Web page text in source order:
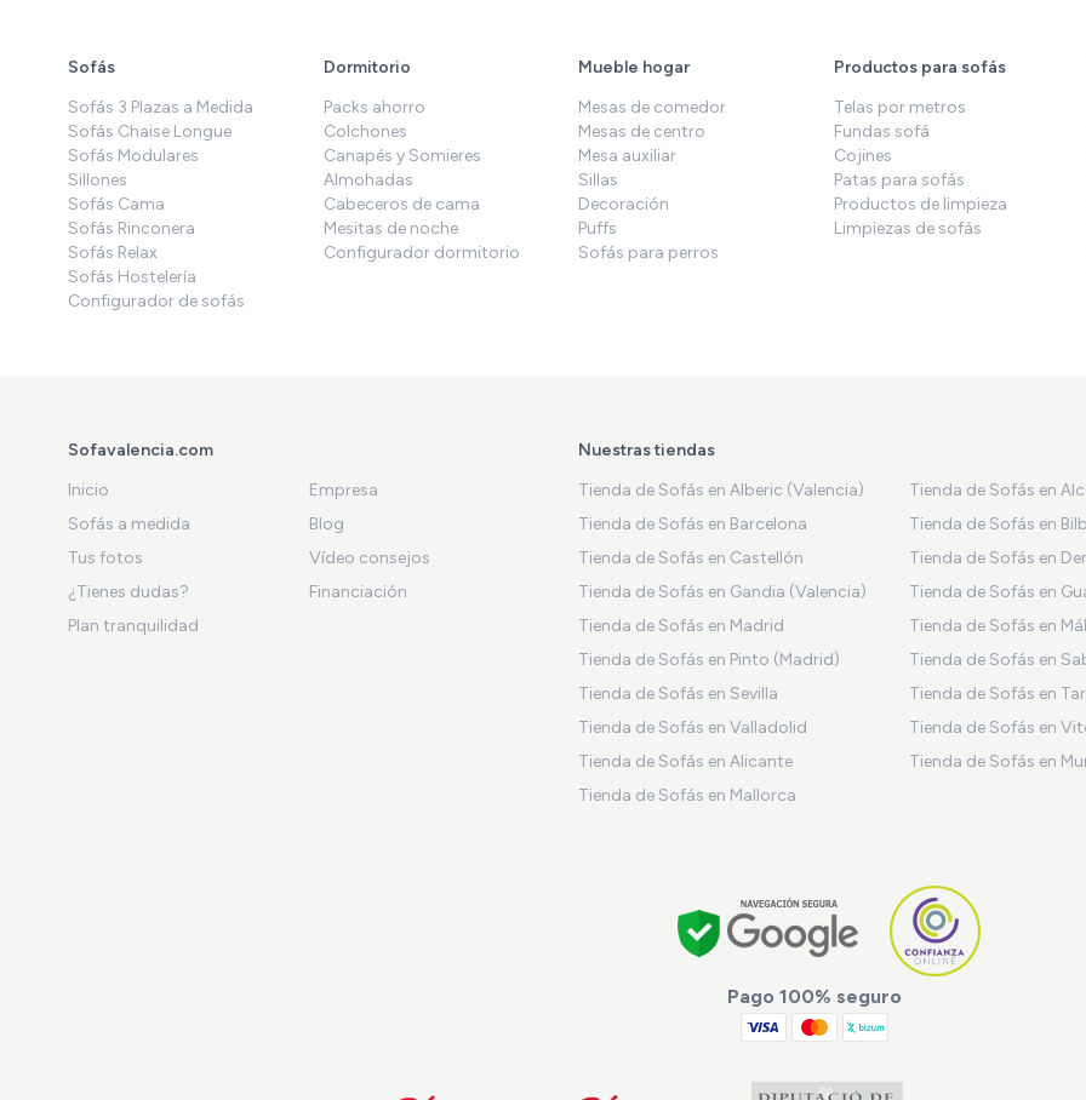
Sofás
Sofás 3 Plazas a Medida
Sofás Chaise Longue
Sofás Modulares
Sillones
Sofás Cama
Sofás Rinconera
Sofás Relax
Sofás Hostelería
Configurador de sofás
Dormitorio
Packs ahorro
Colchones
Canapés y Somieres
Almohadas
Cabeceros de cama
Mesitas de noche
Configurador dormitorio
Mueble hogar
Mesas de comedor
Mesas de centro
Mesa auxiliar
Sillas
Decoración
Puffs
Sofás para perros
Productos para sofás
Telas por metros
Fundas sofá
Cojines
Patas para sofás
Productos de limpieza
Limpiezas de sofás
Sofavalencia.com
Inicio
Empresa
Sofás a medida
Blog
Tus fotos
Vídeo consejos
¿Tienes dudas?
Financiación
Plan tranquilidad
Nuestras tiendas
Tienda de Sofás en Alberic (Valencia)
Tienda de Sofás en
Tienda de Sofás en Barcelona
Tienda de Sofás en
Tienda de Sofás en Castellón
Tienda de Sofás en
Tienda de Sofás en Gandia (Valencia)
Tienda de Sofás en
Tienda de Sofás en Madrid
Tienda de Sofás en
Tienda de Sofás en Pinto (Madrid)
Tienda de Sofás en
Tienda de Sofás en Sevilla
Tienda de Sofás en
Tienda de Sofás en Valladolid
Tienda de Sofás en
Tienda de Sofás en Alicante
Tienda de Sofás en
Tienda de Sofás en Mallorca
Pago 100% seguro